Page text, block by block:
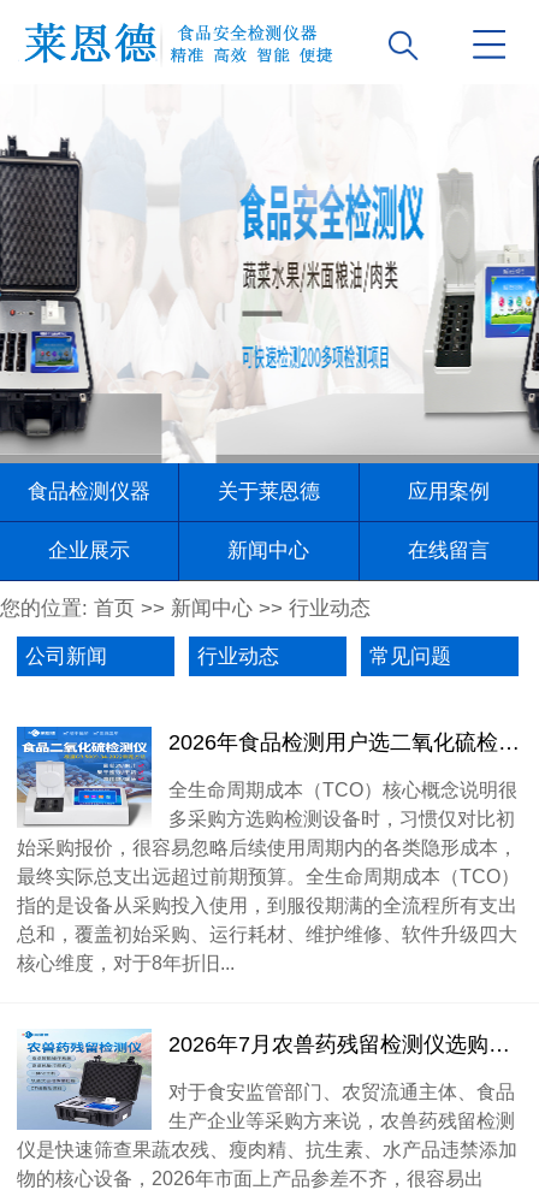
食品检测仪器 关于莱恩德 应用案例
企业展示 新闻中心 在线留言
您的位置: 首页 >> 新闻中心 >> 行业动态
公司新闻 行业动态 常见问题
2026年食品检测用户选二氧化硫检测仪 全成本实测对比
全生命周期成本（TCO）核心概念说明很
多采购方选购检测设备时，习惯仅对比初
始采购报价，很容易忽略后续使用周期内的各类隐形成本，
最终实际总支出远超过前期预算。全生命周期成本（TCO）
指的是设备从采购投入使用，到服役期满的全流程所有支出
总和，覆盖初始采购、运行耗材、维护维修、软件升级四大
核心维度，对于8年折旧...
2026年7月农兽药残留检测仪选购攻略（适配全场景）
对于食安监管部门、农贸流通主体、食品
生产企业等采购方来说，农兽药残留检测
仪是快速筛查果蔬农残、瘦肉精、抗生素、水产品违禁添加
物的核心设备，2026年市面上产品参差不齐，很容易出